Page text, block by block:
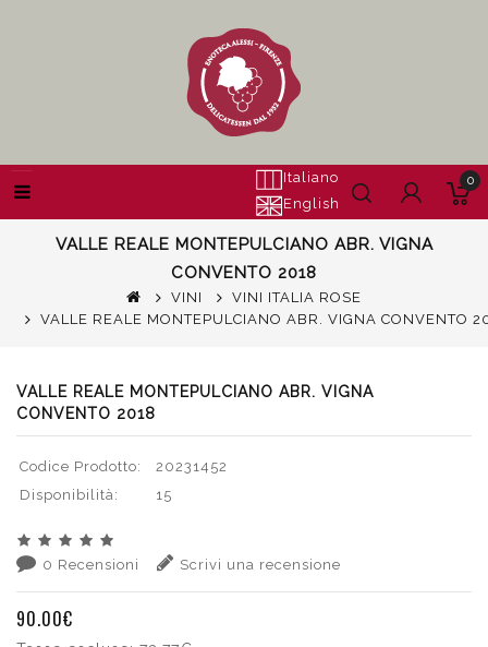
Italiano
English
0
VALLE REALE MONTEPULCIANO ABR. VIGNA
CONVENTO 2018
VINI
VINI ITALIA ROSE
VALLE REALE MONTEPULCIANO ABR. VIGNA CONVENTO
VALLE REALE MONTEPULCIANO ABR. VIGNA
CONVENTO 2018
Codice Prodotto:
20231452
Disponibilità:
15
0 Recensioni Scrivi una recensione
90.00€